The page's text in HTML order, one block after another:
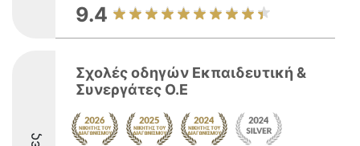
9.4
Σχολές οδηγών Εκπαιδευτική &
Συνεργάτες Ο.Ε